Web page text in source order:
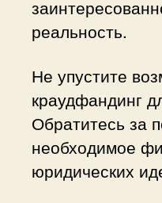
реальность.
Не упустите
краудфандинг
Обратитесь за
необходимое
юридических